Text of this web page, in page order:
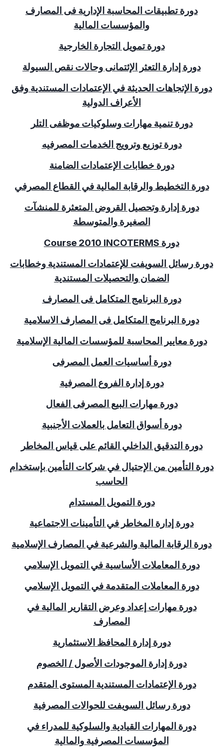
دورة تطبيقات المحاسبة الإدارية فى المصارف
والمؤسسات المالية
دورة تمويل التجارة الخارجية
دورة إدارة التعثر الإئتمانى وحالات نقص السيولة
دورة الإتجاهات الحديثة في الإعتمادات المستندية وفق
الأعراف الدولية
دورة تنمية مهارات وسلوكيات موظفى التلر
دورة توزيع وترويج الخدمات المصرفيه
دورة خطابات الإعتمادات الضامنة
دورة التخطيط والرقابة المالية في القطاع المصرفي
دورة إدارة وتحصيل القروض المتعثرة للمنشآت
الصغيرة والمتوسطة
دورة INCOTERMS
2010
Course
دورة رسائل السويفت للإعتمادات المستندية وخطابات
الضمان والتحصيلات المستندية
دورة البرنامج المتكامل فى المصارف
دورة البرنامج المتكامل فى المصارف الاسلامية
دورة معايير المحاسبة للمؤسسات المالية الإسلامية
دورة أساسيات العمل المصرفى
دورة إدارة الفروع المصرفية
دورة مهارات البيع المصرفى الفعال
دورة أسواق التعامل بالعملات الأجنبية
دورة التدقيق الداخلي القائم على قياس المخاطر
دورة التأمين من الإحتيال في شركات التأمين بإستخدام
الحاسب
دورة التمويل المستدام
دورة إدارة المخاطر في التأمينات الاجتماعية
دورة الرقابة المالية والشرعية في المصارف الإسلامية
دورة المعاملات الأساسية في التمويل الإسلامي
دورة المعاملات المتقدمة في التمويل الإسلامي
دورة مهارات إعداد وعرض التقارير المالية في
المصارف
دورة إدارة المحافظ الاستثمارية
دورة إدارة الموجودات الأصول / الخصوم
دورة الإعتمادات المستندية المستوى المتقدم
دورة رسائل السويفت للحوالات المصرفية
دورة المهارات القيادية والسلوكية للمدراء في
المؤسسات المصرفية والمالية